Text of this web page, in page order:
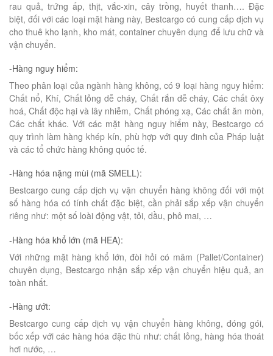
rau quả, trứng ấp, thịt, vắc-xin, cây trồng, huyết thanh…. Đặc
biệt, đối với các loại mặt hàng này, Bestcargo có cung cấp dịch vụ
cho thuê kho lạnh, kho mát, container chuyên dụng để lưu chữ và
vận chuyển.
-Hàng nguy hiểm:
Theo phân loại của ngành hàng không, có 9 loại hàng nguy hiểm:
Chất nổ, Khí, Chất lỏng dễ cháy, Chất rắn dễ cháy, Các chất ôxy
hoá, Chất độc hại và lây nhiễm, Chất phóng xạ, Các chất ăn mòn,
Các chất khác. Với các mặt hàng nguy hiểm này, Bestcargo có
quy trình làm hàng khép kín, phù hợp với quy đinh của Pháp luật
và các tổ chức hàng không quốc tế.
-Hàng hóa nặng mùi (mã SMELL):
Bestcargo cung cấp dịch vụ vận chuyển hàng không đối với một
số hàng hóa có tính chất đặc biệt, cần phải sắp xếp vận chuyển
riêng như: một số loài động vật, tỏi, dầu, phô mai, …
-Hàng hóa khổ lớn (mã HEA):
Với những mặt hàng khổ lớn, đòi hỏi có mâm (Pallet/Container)
chuyên dụng, Bestcargo nhận sắp xếp vận chuyển hiệu quả, an
toàn nhất.
-Hàng ướt:
Bestcargo cung cấp dịch vụ vận chuyển hàng không, đóng gói,
bốc xếp với các hàng hóa đặc thù như: chất lỏng, hàng hóa thoát
hơi nước, …